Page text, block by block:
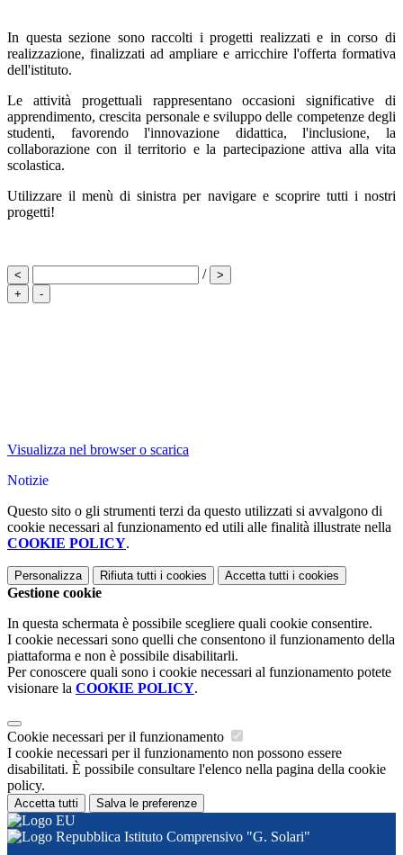
In questa sezione sono raccolti i progetti realizzati e in corso di
realizzazione, finalizzati ad ampliare e arricchire l'offerta formativa
dell'istituto.
Le attività progettuali rappresentano occasioni significative di
apprendimento, crescita personale e sviluppo delle competenze degli
studenti, favorendo l'innovazione didattica, l'inclusione, la
collaborazione con il territorio e la partecipazione attiva alla vita
scolastica.
Utilizzare il menù di sinistra per navigare e scoprire tutti i nostri
progetti!
< /
>
+
-
Visualizza nel browser o scarica
Notizie
Questo sito o gli strumenti terzi da questo utilizzati si avvalgono di
cookie necessari al funzionamento ed utili alle finalità illustrate nella
COOKIE POLICY.
Personalizza Rifiuta tutti i cookies Accetta tutti i cookies
Gestione cookie
In questa schermata è possibile scegliere quali cookie consentire.
I cookie necessari sono quelli che consentono il funzionamento della
piattaforma e non è possibile disabilitarli.
Per conoscere quali sono i cookie necessari al funzionamento potete
visionare la COOKIE POLICY.
Cookie necessari per il funzionamento
I cookie necessari per il funzionamento non possono essere
disabilitati. È possibile consultare l'elenco nella pagina della cookie
policy.
Accetta tutti Salva le preferenze
Istituto Comprensivo "G. Solari"